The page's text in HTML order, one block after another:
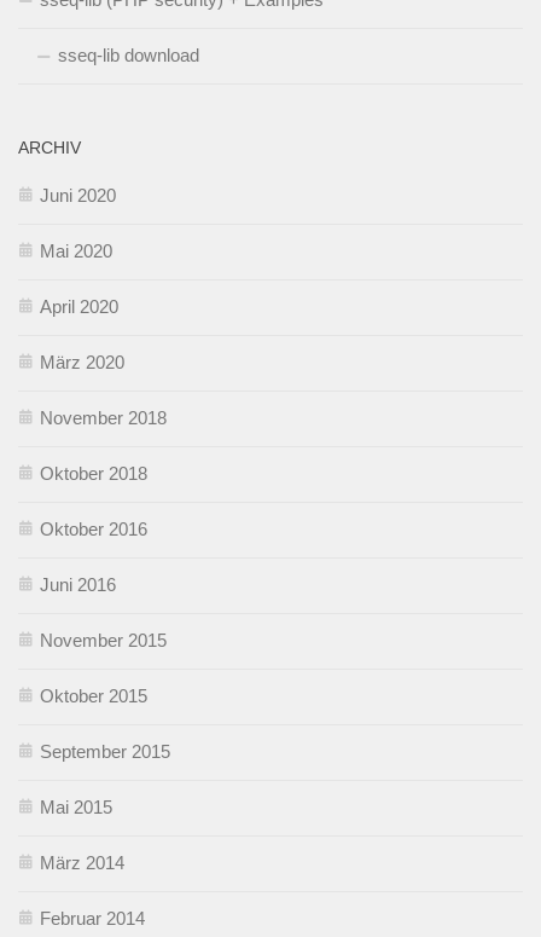
sseq-lib download
ARCHIV
Juni 2020
Mai 2020
April 2020
März 2020
November 2018
Oktober 2018
Oktober 2016
Juni 2016
November 2015
Oktober 2015
September 2015
Mai 2015
März 2014
Februar 2014